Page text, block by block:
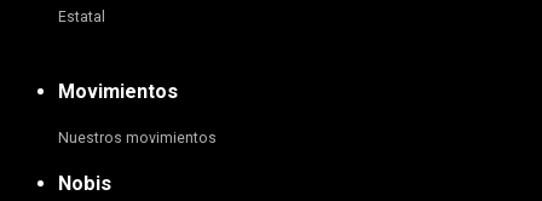
Estatal
Movimientos
Nuestros movimientos
Nobis